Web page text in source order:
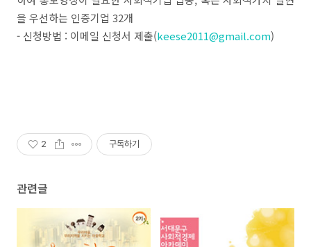
을 우선하는 인증기업 32개
- 신청방법 : 이메일 신청서 제출(keese2011@gmail.com)
2 구독하기
관련글